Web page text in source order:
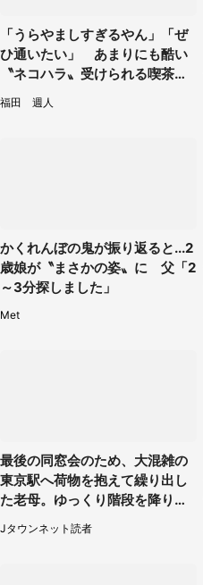
「うらやましすぎるやん」「ぜ
ひ通いたい」 あまりにも酷い
〝ネコハラ〟受けられる喫茶店
に5.3万人驚がく
福田 週人
かくれんぼの鬼が振り返ると...2
歳娘が〝まさかの姿〟に 父「2
～3分探しました」
Met
最後の同窓会のため、大混雑の
東京駅へ荷物を抱えて繰り出し
た老母。ゆっくり階段を降りて
たらスーツの男性が（東京都・
50代女性）
Jタウンネット読者